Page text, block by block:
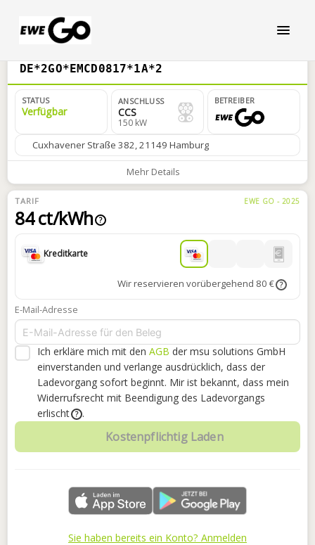
DE*2GO*EMCD0817*1A*2
STATUS
Verfügbar
ANSCHLUSS
CCS
150 kW
BETREIBER
Cuxhavener Straße 382, 21149 Hamburg
Mehr Details
TARIF EWE GO - 2025
84 ct/kWh ?
Kreditkarte
Wir reservieren vorübergehend 80 € ?
E-Mail-Adresse
Ich erkläre mich mit den AGB der msu solutions GmbH
einverstanden und verlange ausdrücklich, dass der
Ladevorgang sofort beginnt. Mir ist bekannt, dass mein
Widerrufsrecht mit Beendigung des Ladevorgangs
erlischt
? .
Kostenpflichtig Laden
Sie haben bereits ein Konto? Anmelden